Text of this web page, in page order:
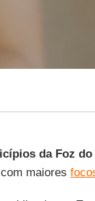
da Foz
maiores